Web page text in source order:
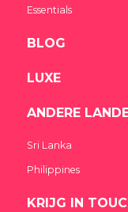
Essentials
BLOG
LUXE
ANDERE
Sri Lanka
Philippines
KRIJG IN